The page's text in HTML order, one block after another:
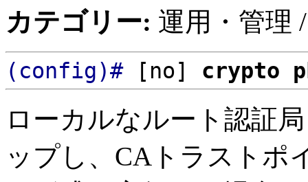
カテゴリー: 運用・管理
(config)#[no] crypto
ローカルなルート認証
ップし、CAトラストポ